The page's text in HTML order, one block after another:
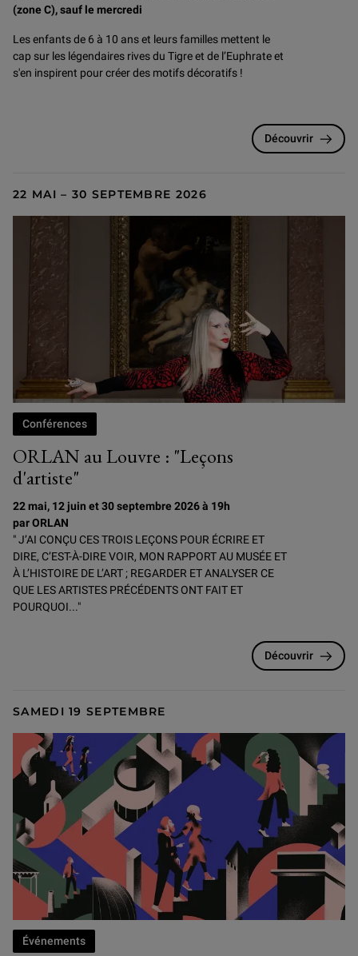
(zone C), sauf le mercredi
Les enfants de 6 à 10 ans et leurs familles mettent le
cap sur les légendaires rives du Tigre et de l’Euphrate et
s'en inspirent pour créer des motifs décoratifs !
Découvrir
22 MAI – 30 SEPTEMBRE 2026
ORLAN au Louvre : "Leçons
d'artiste"
Conférences
22 mai, 12 juin et 30 septembre 2026 à 19h
par ORLAN
" J’AI CONÇU CES TROIS LEÇONS POUR ÉCRIRE ET
DIRE, C’EST-À-DIRE VOIR, MON RAPPORT AU MUSÉE ET
À L’HISTOIRE DE L’ART ; REGARDER ET ANALYSER CE
QUE LES ARTISTES PRÉCÉDENTS ONT FAIT ET
POURQUOI..."
Découvrir
SAMEDI 19 SEPTEMBRE
Événements